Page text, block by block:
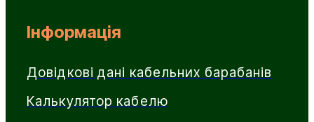
Інформація
Довідкові дані кабельних барабанів
Калькулятор кабелю